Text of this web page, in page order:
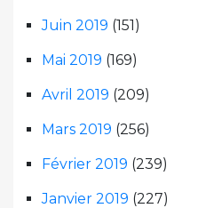
Juin 2019 (151)
Mai 2019 (169)
Avril 2019 (209)
Mars 2019 (256)
Février 2019 (239)
Janvier 2019 (227)